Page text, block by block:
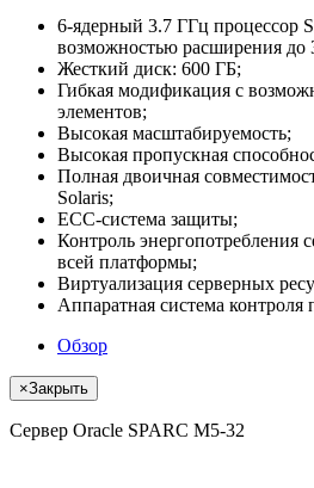
6-ядерный 3.7 ГГц процессор
возможностью расширения до
Жесткий диск: 600 ГБ;
Гибкая модификация с
элементов;
Высокая масштабируемость;
Высокая пропускная
Полная двоичная
Solaris;
ECC-система защиты;
Контроль энергопотребления
всей платформы;
Виртуализация серверных
Аппаратная система контроля
Обзор
×Закрыть
Сервер Oracle SPARC M5-32